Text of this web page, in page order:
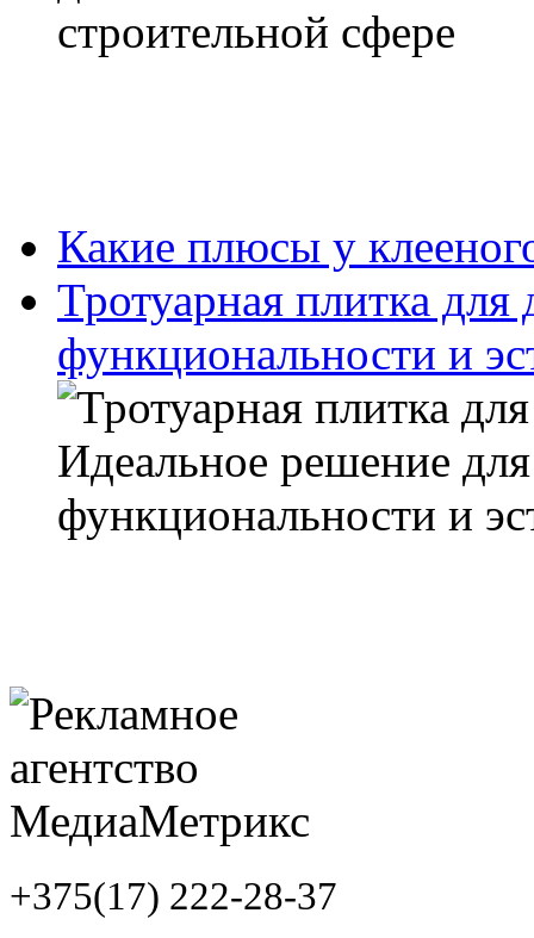
Какие плюсы у
Тротуарная плитка
функциональности и
+375(17) 222-28-37